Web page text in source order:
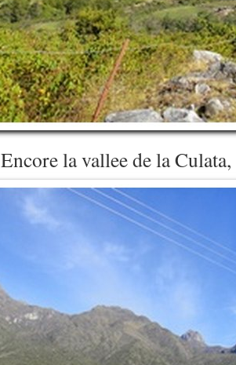
Encore la vallee de la